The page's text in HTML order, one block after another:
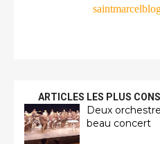
ARTICLES LES PLUS
Deux
beau concert